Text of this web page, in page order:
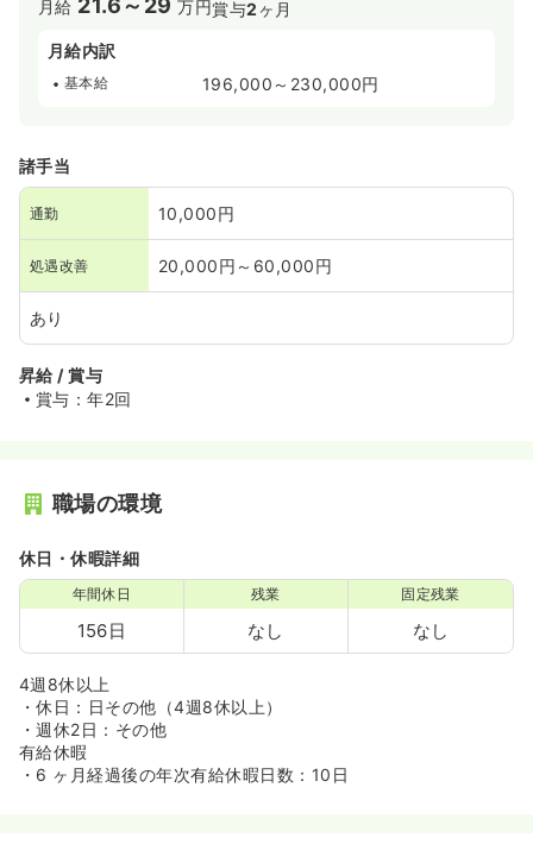
月給 21.6～29 万円賞与2 ヶ月
月給内訳
基本給 196,000～230,000円
諸手当
通勤 10,000円
処遇改善 20,000円～60,000円
あり
昇給 / 賞与
賞与：年2回
職場の環境
休日・休暇詳細
年間休日
156日
残業
なし
固定残業
なし
4週8休以上
・休日：日その他（4週8休以上）
・週休2日：その他
有給休暇
・6 ヶ月経過後の年次有給休暇日数：10日